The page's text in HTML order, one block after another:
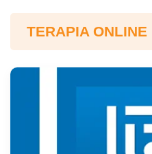
TERAPIA